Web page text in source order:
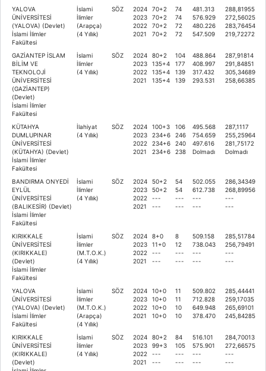
YALOVA
ÜNİVERSİTESİ
(YALOVA) (Devlet)
İslami İlimler
Fakültesi
İslami
İlimler
(Arapça)
(4 Yıllık)
SÖZ
2024
2023
2022
2021
70+2
70+2
70+2
70+2
74
74
72
72
481.313
576.929
480.226
547.509
288,81955
272,56025
283,76454
219,72272
GAZİANTEP İSLAM
BİLİM VE
TEKNOLOJİ
ÜNİVERSİTESİ
(GAZİANTEP)
(Devlet)
İslami İlimler
Fakültesi
İslami
İlimler
(4 Yıllık)
SÖZ
2024
2023
2022
2021
80+2
135+4
135+4
135+4
104
177
139
139
488.864
408.997
317.432
293.531
287,91814
291,84851
305,34689
258,66385
KÜTAHYA
DUMLUPINAR
ÜNİVERSİTESİ
(KÜTAHYA) (Devlet)
İslami İlimler
Fakültesi
İlahiyat
(4 Yıllık)
SÖZ
2024
2023
2022
2021
100+3
234+6
234+6
234+6
106
246
240
238
495.568
754.659
497.616
Dolmadı
287,1117
255,25964
281,75172
Dolmadı
BANDIRMA ONYEDİ
EYLÜL
ÜNİVERSİTESİ
(BALIKESİR) (Devlet)
İslami İlimler
Fakültesi
İslami
İlimler
(4 Yıllık)
SÖZ
2024
2023
2022
2021
50+2
50+2
---
---
54
54
---
---
502.055
612.738
---
---
286,34349
268,89956
---
---
KIRIKKALE
ÜNİVERSİTESİ
(KIRIKKALE)
(Devlet)
İslami İlimler
Fakültesi
İslami
İlimler
(M.T.O.K.)
(4 Yıllık)
SÖZ
2024
2023
2022
2021
8+0
11+0
---
---
8
12
---
---
509.158
738.043
---
---
285,51784
256,79491
---
---
YALOVA
ÜNİVERSİTESİ
(YALOVA) (Devlet)
İslami İlimler
Fakültesi
İslami
İlimler
(M.T.O.K.)
(Arapça)
(4 Yıllık)
SÖZ
2024
2023
2022
2021
10+0
10+0
10+0
10+0
11
11
10
10
509.802
712.828
649.948
378.470
285,44441
259,17035
265,69101
245,84285
KIRIKKALE
ÜNİVERSİTESİ
(KIRIKKALE)
(Devlet)
İslami
İlimler
(4 Yıllık)
SÖZ
2024
2023
2022
2021
80+2
99+3
---
---
84
105
---
---
516.101
575.901
---
---
284,70013
272,66575
---
---